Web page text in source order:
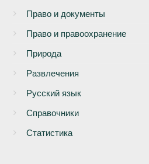
Право и документы
Право и правоохранение
Природа
Развлечения
Русский язык
Справочники
Статистика